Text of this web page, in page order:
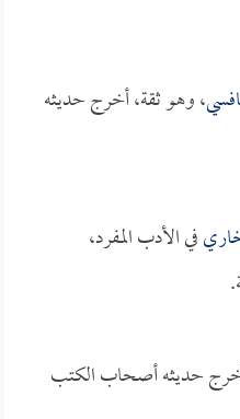
، وهو ثقة، أخرج حديثه
في الأدب المفرد،
حديثه أصحاب الكتب